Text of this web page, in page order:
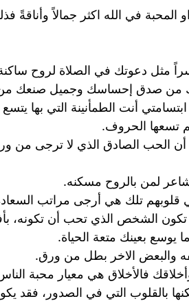
في الله اكثر جمالاً
مثل دعوتك في الصلاة لروح
صدق إحساسك وجميل صنعك من
أنت الطمأنينة التي بها
تسعها الحروف.
الحب الصادق الذي لا ترجى من
لمن بالروح مسكنه.
تلك هي أرجى مراتب
تكون الشخص الذي تحب أن تكونه،
يوسع بعينك متعة الحياة.
والبعض الاخر بطل من ورق.
فالأخلاق هي معيار محبة
بالقلوب التي في الصدور،